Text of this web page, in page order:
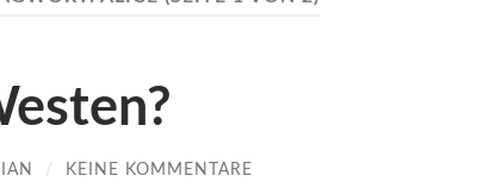
/ KEINE KOMMENTARE